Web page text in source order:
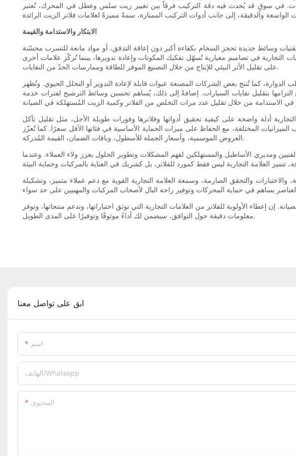
في سوقٍ قد يُحدث فيه دقة التركيب فرقاً بين تغيير زيت سلس وعطل في المحرك، تُعتبر
الابتكار والاستدامة والقيمة
تقنيات وسائط جديدة تحجز السخام بكفاءة أكبر دون إعاقة التدفق، أو مواد مانعة للتسرب محسّنة
في تصاميم معيارية تُسهّل تفكيك المكونات وإعادة تدويرها، بينما تُركّز علامات أخرى
على تقليل الأثر البيئي للإنتاج من خلال التصنيع الموفر للطاقة وممارسات الحدّ من النفايات.
كما تُنتج بعض الشركات المصنعة عبوات قابلة لإعادة التدوير أو التحلل الحيوي. وتُظهر
التزامها بتقليل نفايات السيارات. إضافةً إلى ذلك، يُساهم تحسين وسائط الترشيح لفترات خدمة
أدلة واضحة على كيفية تحقيق أدواتها وفلاترها وفورات طويلة الأجل، مثل تقليل تآكل
المختلفة، مع الحفاظ على ميزات الحماية الأساسية في فئاتها الأقل سعرًا. كما تُعزّز
العروض الموسمية، وأسعار الجملة للأسطول، وباقات الضمان، القيمة المُدركة.
ومديري الأساطيل والمستهلكين لفهم المشكلات وتطوير الحلول يعزز ولاء العملاء. وعندما
والاختبارات والتحقق الصارمة، وسمعة العلامة التجارية القوية مع دعم عملاء متميز، وتشكيلة
الأولوية للفلاتر من العلامات التجارية التي توثق اختباراتها، وتدعم منتجاتها، وتوفر
معلومات دقيقة حول التوافق، سيضمن لك أداءً موثوقًا وتوفيرًا على المدى الطويل.
ابق على تواصل معنا
اسم
الهاتف/whatsapp
المحتوى